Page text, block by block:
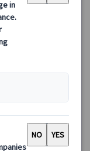
はちみつ色のコッ
ツアー
の村々を巡る日帰
動！